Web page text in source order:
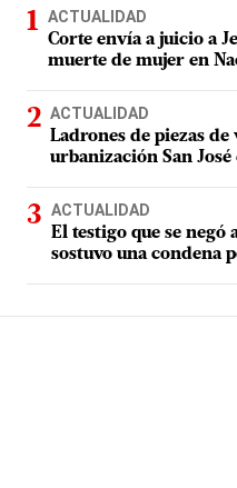
ACTUALIDAD
Corte envía a juicio a
muerte de mujer en
ACTUALIDAD
Ladrones de piezas
urbanización San
ACTUALIDAD
El testigo que se negó
sostuvo una condena